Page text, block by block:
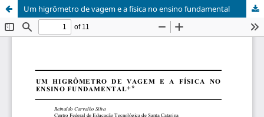
Um higrômetro de vagem e a física no ensino fundamental